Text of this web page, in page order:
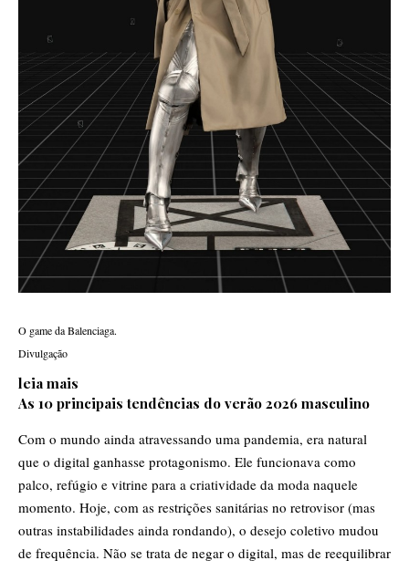
O game da Balenciaga.
Divulgação
leia mais
As 10 principais tendências do verão 2026 masculino
Com o mundo ainda atravessando uma pandemia, era natural
que o digital ganhasse protagonismo. Ele funcionava como
palco, refúgio e vitrine para a criatividade da moda naquele
momento. Hoje, com as restrições sanitárias no retrovisor (mas
outras instabilidades ainda rondando), o desejo coletivo mudou
de frequência. Não se trata de negar o digital, mas de reequilibrar